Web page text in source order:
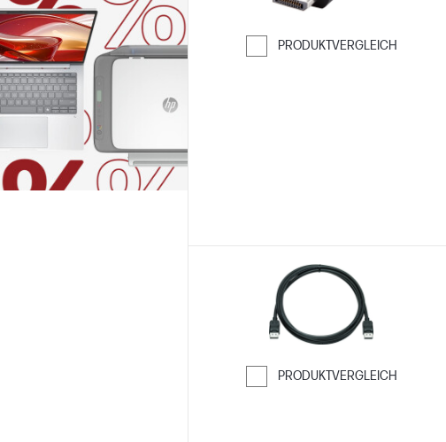
PRODUKTVERGLEICH
PRODUKTVERGLEICH